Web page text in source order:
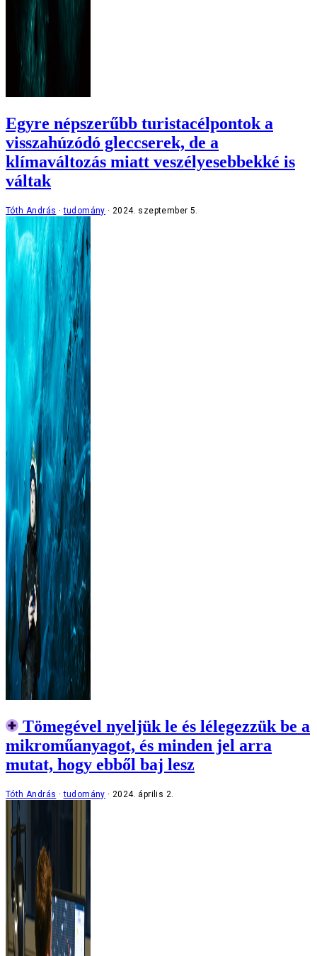
Egyre népszerűbb turistacélpontok a
visszahúzódó gleccserek, de a
klímaváltozás miatt veszélyesebbekké is
váltak
Tóth András tudomány 2024. szeptember 5.
Tömegével nyeljük le és lélegezzük be a
mikroműanyagot, és minden jel arra
mutat, hogy ebből baj lesz
Tóth András tudomány 2024. április 2.